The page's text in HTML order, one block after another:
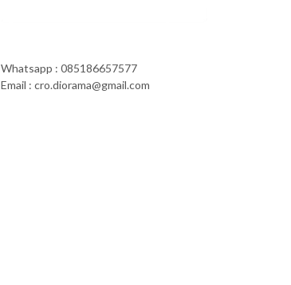
Whatsapp : 085186657577
Email : cro.diorama@gmail.com